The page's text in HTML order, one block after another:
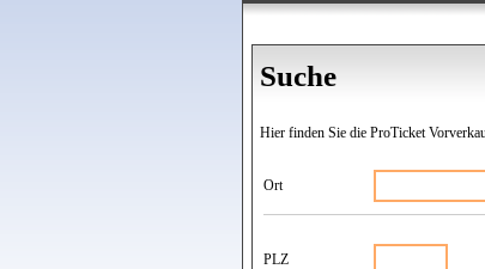
Suche
Hier finden Sie die ProTicket
Ort
PLZ